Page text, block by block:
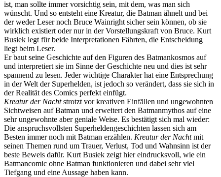
ist, man sollte immer vorsichtig sein, mit dem, was man sich
wünscht. Und so entsteht eine Kreatur, die Batman ähnelt und bei
der weder Leser noch Bruce Wainright sicher sein können, ob sie
wirklich existiert oder nur in der Vorstellungskraft von Bruce. Kurt
Busiek legt für beide Interpretationen Fährten, die Entscheidung
liegt beim Leser.
Er baut seine Geschichte auf den Figuren des Batmankosmos auf
und interpretiert sie im Sinne der Geschichte neu und dies ist sehr
spannend zu lesen. Jeder wichtige Charakter hat eine Entsprechung
in der Welt der Superhelden, ist jedoch so verändert, dass sie sich in
der Realität des Comics perfekt einfügt.
Kreatur der Nachtstrotzt vor kreativen Einfällen und ungewohnten
Sichtweisen auf Batman und erweitert den Batmanmythos auf eine
sehr ungewohnte aber geniale Weise. Es bestätigt sich mal wieder:
Die anspruchsvollsten Superheldengeschichten lassen sich am
Besten immer noch mit Batman erzählen. Kreatur der Nachtmit
seinen Themen rund um Trauer, Verlust, Tod und Wahnsinn ist der
beste Beweis dafür. Kurt Busiek zeigt hier eindrucksvoll, wie ein
Batmancomic ohne Batman funktionieren und dabei sehr viel
Tiefgang und eine Aussage haben kann.